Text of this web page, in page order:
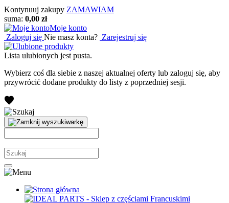
Kontynuuj zakupy ZAMAWIAM
suma: 0,00 zł
Moje konto
Zaloguj się Nie masz konta? Zarejestruj się
Lista ulubionych jest pusta.
Wybierz coś dla siebie z naszej aktualnej oferty lub zaloguj się, aby
przywrócić dodane produkty do listy z poprzedniej sesji.